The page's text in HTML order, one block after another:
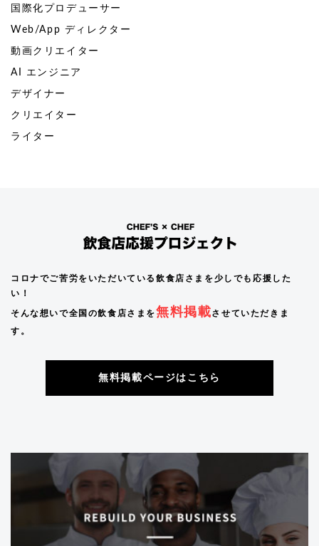
国際化プロデューサー
Web/App ディレクター
動画クリエイター
AI エンジニア
デザイナー
クリエイター
ライター
コロナでご苦労をいただいている飲食店さまを少しでも応援した
い！
そんな想いで全国の飲食店さまを無料掲載させていただきま
す。
無料掲載ページはこちら